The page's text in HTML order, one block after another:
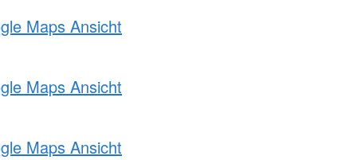
Maps Ansicht
Maps Ansicht
Maps Ansicht